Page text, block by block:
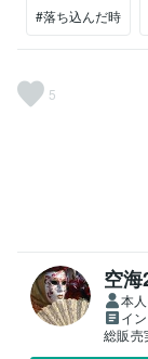
#落ち込んだ時
5
空
本
イ
総販売